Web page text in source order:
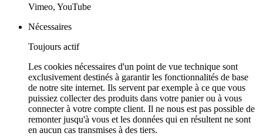
Vimeo, YouTube
Nécessaires
Toujours actif
Les cookies nécessaires d'un point de vue technique sont
exclusivement destinés à garantir les fonctionnalités de base
de notre site internet. Ils servent par exemple à ce que vous
puissiez collecter des produits dans votre panier ou à vous
connecter à votre compte client. Il ne nous est pas possible de
remonter jusqu'à vous et les données qui en résultent ne sont
en aucun cas transmises à des tiers.